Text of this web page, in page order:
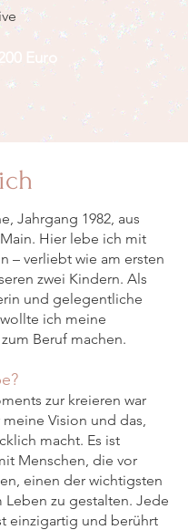
Euro
Jahrgang 1982, aus
Hier lebe ich mit
– verliebt wie am ersten
zwei Kindern. Als
und gelegentliche
ich meine
Beruf machen.
zur kreieren war
Vision und das,
macht. Es ist
Menschen, die vor
einen der wichtigsten
Leben zu gestalten. Jede
einzigartig und berührt